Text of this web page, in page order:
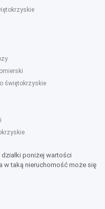
świętokrzyskie
poniżej wartości
w taką nieruchomość może się